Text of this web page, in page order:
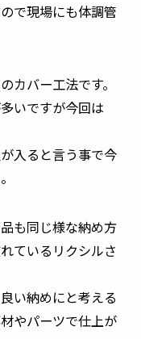
で現場にも体調管
カバー工法です。
いですが今回は
入ると言う事で今
も同じ様な納め方
ているリクシルさ
い納めにと考える
やパーツで仕上が